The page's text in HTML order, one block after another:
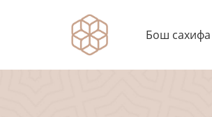
Бош сахифа